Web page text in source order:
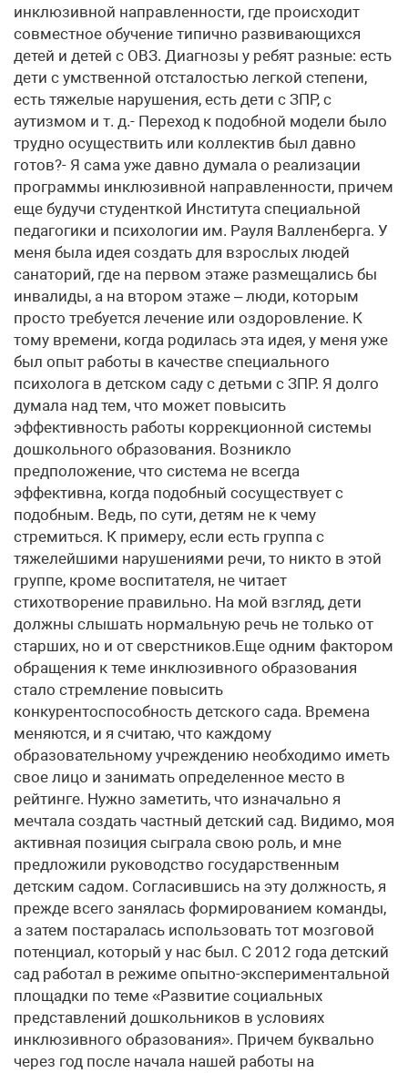
инклюзивной направленности, где происходит
совместное обучение типично развивающихся
детей и детей с ОВЗ. Диагнозы у ребят разные: есть
дети с умственной отсталостью легкой степени,
есть тяжелые нарушения, есть дети с ЗПР, с
аутизмом и т. д.- Переход к подобной модели было
трудно осуществить или коллектив был давно
готов?- Я сама уже давно думала о реализации
программы инклюзивной направленности, причем
еще будучи студенткой Института специальной
педагогики и психологии им. Рауля Валленберга. У
меня была идея создать для взрослых людей
санаторий, где на первом этаже размещались бы
инвалиды, а на втором этаже – люди, которым
просто требуется лечение или оздоровление. К
тому времени, когда родилась эта идея, у меня уже
был опыт работы в качестве специального
психолога в детском саду с детьми с ЗПР. Я долго
думала над тем, что может повысить
эффективность работы коррекционной системы
дошкольного образования. Возникло
предположение, что система не всегда
эффективна, когда подобный сосуществует с
подобным. Ведь, по сути, детям не к чему
стремиться. К примеру, если есть группа с
тяжелейшими нарушениями речи, то никто в этой
группе, кроме воспитателя, не читает
стихотворение правильно. На мой взгляд, дети
должны слышать нормальную речь не только от
старших, но и от сверстников.Еще одним фактором
обращения к теме инклюзивного образования
стало стремление повысить
конкурентоспособность детского сада. Времена
меняются, и я считаю, что каждому
образовательному учреждению необходимо иметь
свое лицо и занимать определенное место в
рейтинге. Нужно заметить, что изначально я
мечтала создать частный детский сад. Видимо, моя
активная позиция сыграла свою роль, и мне
предложили руководство государственным
детским садом. Согласившись на эту должность, я
прежде всего занялась формированием команды,
а затем постаралась использовать тот мозговой
потенциал, который у нас был. С 2012 года детский
сад работал в режиме опытно-экспериментальной
площадки по теме «Развитие социальных
представлений дошкольников в условиях
инклюзивного образования». Причем буквально
через год после начала нашей работы на